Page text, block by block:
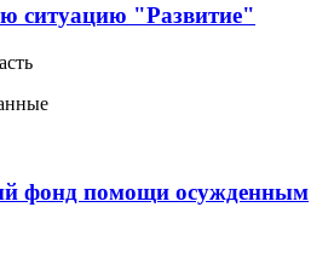
ситуацию "Развитие"
фонд помощи осужденным